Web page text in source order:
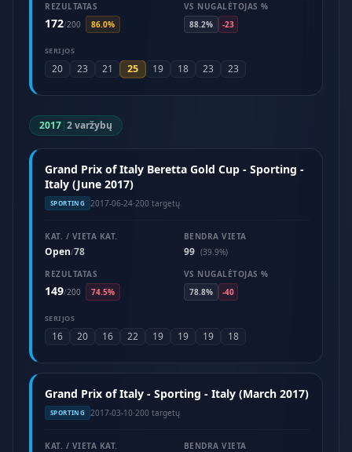
REZULTATAS
172/200 86.0%
VS NUGALĖTOJAS %
88.2%
-23
SERIJOS
20 23 21 25 19 18 23 23
2017|2 varžybų
Grand Prix of Italy Beretta Gold Cup - Sporting -
Italy (June 2017)
SPORTING 2017-06-24·200 targetų
KAT. / VIETA KAT.
Open/78
BENDRA VIETA
99 (39.9%)
REZULTATAS
149/200 74.5%
VS NUGALĖTOJAS %
78.8%
-40
SERIJOS
16 20 16 22 19 19 19 18
Grand Prix of Italy - Sporting - Italy (March 2017)
SPORTING 2017-03-10·200 targetų
KAT. / VIETA KAT. BENDRA VIETA